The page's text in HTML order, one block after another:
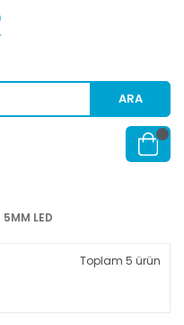
ARA
5MM LED
Toplam 5 ürün